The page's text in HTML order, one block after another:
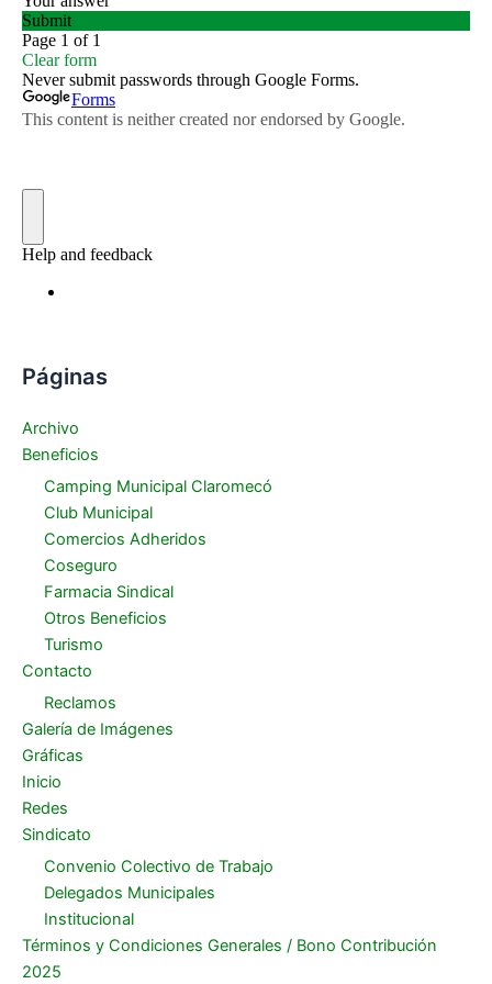
Páginas
Archivo
Beneficios
Camping Municipal Claromecó
Club Municipal
Comercios Adheridos
Coseguro
Farmacia Sindical
Otros Beneficios
Turismo
Contacto
Reclamos
Galería de Imágenes
Gráficas
Inicio
Redes
Sindicato
Convenio Colectivo de Trabajo
Delegados Municipales
Institucional
Términos y Condiciones Generales / Bono Contribución
2025